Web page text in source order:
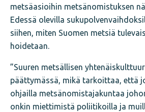
metsäasioihin metsänomistuksen
Edessä olevilla
siihen, miten Suomen metsiä
hoidetaan.
”Suuren metsällisen
päättymässä, mikä tarkoittaa, että
ohjailla metsänomistajakuntaa
onkin miettimistä poliitikoilla ja